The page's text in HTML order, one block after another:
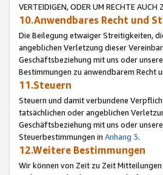
VERTEIDIGEN, ODER UM RECHTE
10.Anwendbares Recht und
Die Beilegung etwaiger Streitigkeiten,
angeblichen Verletzung dieser
Geschäftsbeziehung mit uns oder
Bestimmungen zu anwendbarem Recht
11.Steuern
Steuern und damit verbundene
tatsächlichen oder angeblichen
Geschäftsbeziehung mit uns oder
Steuerbestimmungen in Anhang 3.
12.Weitere Bestimmungen
Wir können von Zeit zu Zeit